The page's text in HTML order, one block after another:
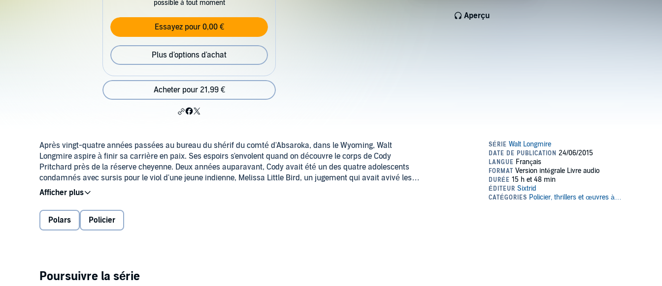
Aperçu
possible à tout moment
Essayez pour 0,00 €
Plus d'options d'achat
Acheter pour 21,99 €
Après vingt-quatre années passées au bureau du shérif du comté d'Absaroka, dans le Wyoming, Walt
Longmire aspire à finir sa carrière en paix. Ses espoirs s'envolent quand on découvre le corps de Cody
Pritchard près de la réserve cheyenne. Deux années auparavant, Cody avait été un des quatre adolescents
condamnés avec sursis pour le viol d'une jeune indienne, Melissa Little Bird, un jugement qui avait avivé les
tensions entre les deux communautés. Aujourd'hui, il semble que quelqu'un cherche venger la jeune fille. Alors
que se prépare un violent blizzard, Walt devra parcourir les vastes étendues du Wyoming sur la piste d'un
assassin déterminé à parvenir à ses fins.
AvecLittle Bird, premier volet des aventures de Walt Longmire, Craig Johnson nous offre un éventail de
Gallmeister (P)2014 Sixtrid SAS
Polars Policier
Poursuivre la série